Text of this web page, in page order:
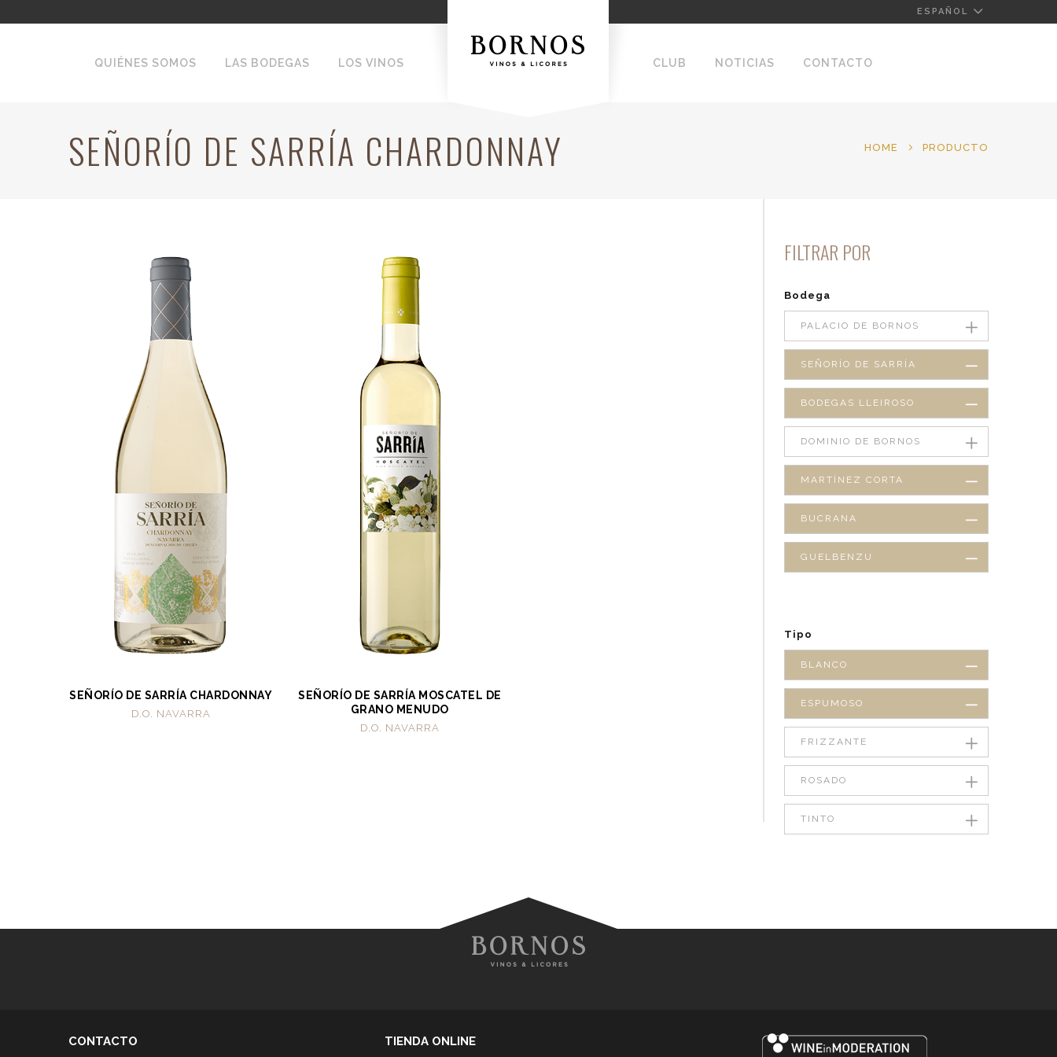
ESPAÑOL
QUIÉNES SOMOS LAS BODEGAS LOS VINOS CLUB NOTICIAS CONTACTO
SEÑORÍO DE SARRÍA CHARDONNAY HOME PRODUCTO
SEÑORÍO DE SARRÍA CHARDONNAY
D.O. NAVARRA
SEÑORÍO DE SARRÍA MOSCATEL DE
GRANO MENUDO
D.O. NAVARRA
FILTRAR POR
Bodega
PALACIO DE BORNOS
SEÑORÍO DE SARRÍA
BODEGAS LLEIROSO
DOMINIO DE BORNOS
MARTÍNEZ CORTA
BUCRANA
GUELBENZU
Tipo
BLANCO
ESPUMOSO
FRIZZANTE
ROSADO
TINTO
CONTACTO TIENDA ONLINE